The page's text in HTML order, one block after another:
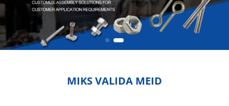
MIKS VALIDA MEID